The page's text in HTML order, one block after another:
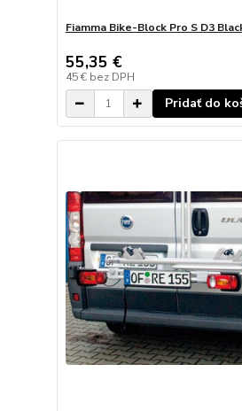
Fiamma Bike-Block Pro S D3
55,35 €
45 € bez DPH
Pridať do